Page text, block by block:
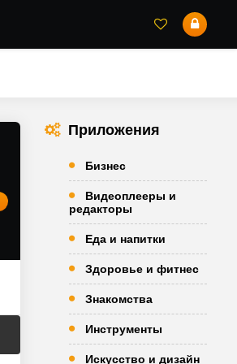
Приложения
Бизнес
Видеоплееры и
редакторы
Еда и напитки
Здоровье и фитнес
Знакомства
Инструменты
Искусство и дизайн